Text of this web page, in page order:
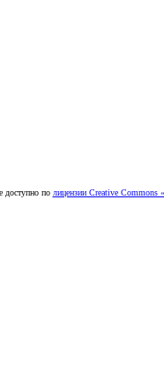
доступно по лицензии Creative